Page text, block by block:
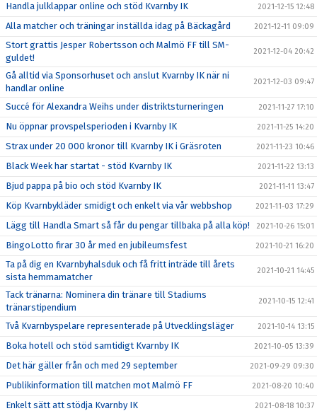
Handla julklappar online och stöd Kvarnby IK 2021-12-15 12:48
Alla matcher och träningar inställda idag på Bäckagård 2021-12-11 09:09
Stort grattis Jesper Robertsson och Malmö FF till SM-
guldet!
2021-12-04 20:42
Gå alltid via Sponsorhuset och anslut Kvarnby IK när ni
handlar online
2021-12-03 09:47
Succé för Alexandra Weihs under distriktsturneringen 2021-11-27 17:10
Nu öppnar provspelsperioden i Kvarnby IK 2021-11-25 14:20
Strax under 20 000 kronor till Kvarnby IK i Gräsroten 2021-11-23 10:46
Black Week har startat - stöd Kvarnby IK 2021-11-22 13:13
Bjud pappa på bio och stöd Kvarnby IK 2021-11-11 13:47
Köp Kvarnbykläder smidigt och enkelt via vår webbshop 2021-11-03 17:29
Lägg till Handla Smart så får du pengar tillbaka på alla köp! 2021-10-26 15:01
BingoLotto firar 30 år med en jubileumsfest 2021-10-21 16:20
Ta på dig en Kvarnbyhalsduk och få fritt inträde till årets
sista hemmamatcher
2021-10-21 14:45
Tack tränarna: Nominera din tränare till Stadiums
tränarstipendium
2021-10-15 12:41
Två Kvarnbyspelare representerade på Utvecklingsläger 2021-10-14 13:15
Boka hotell och stöd samtidigt Kvarnby IK 2021-10-05 13:39
Det här gäller från och med 29 september 2021-09-29 09:30
Publikinformation till matchen mot Malmö FF 2021-08-20 10:40
Enkelt sätt att stödja Kvarnby IK 2021-08-18 10:37